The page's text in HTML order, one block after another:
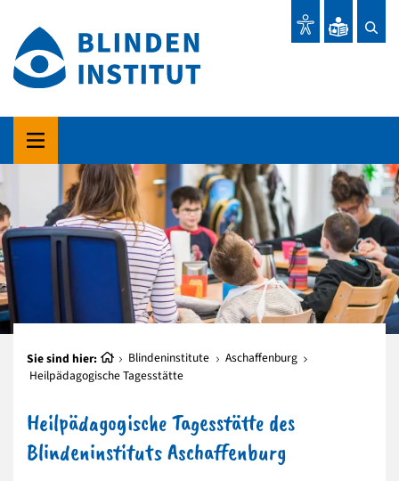
Sie sind hier: Blindeninstitute
Aschaffenburg
Heilpädagogische Tagesstätte
Heilpädagogische Tagesstätte des
Blindeninstituts Aschaffenburg